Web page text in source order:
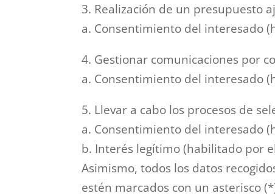
3. Realización de un presupuesto
a. Consentimiento del interesado
4. Gestionar comunicaciones por
a. Consentimiento del interesado
5. Llevar a cabo los procesos de
a. Consentimiento del interesado
b. Interés legítimo (habilitado por
Asimismo, todos los datos
estén marcados con un asterisco